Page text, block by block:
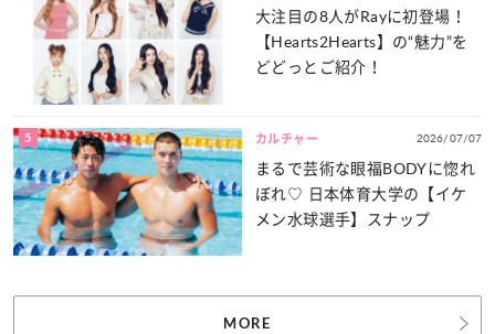
大注目の8人がRayに初登場！
【Hearts2Hearts】の“魅力”を
どどっとご紹介！
5 カルチャー 2026/07/07
まるで芸術な眼福BODYに惚れ
ぼれ♡ 日本体育大学の【イケ
メン水球選手】スナップ
MORE